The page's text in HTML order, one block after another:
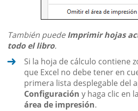
También puedeImprimir hojas
todo el libro.
Si la hoja de cálculo contiene
que Excel no debe tener en
primera lista desplegable del
Configuración y haga clic en
área de impresión.